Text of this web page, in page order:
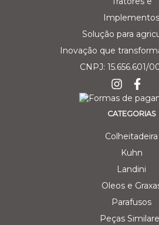
Solução para
Inovação que
CNPJ: 15.656.601/
CATEGORIAS
Colheitadeira
Kuhn
Landini
Oleos e
Parafusos
Peças